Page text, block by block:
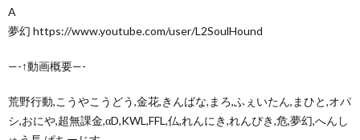
A
夢幻 https://www.youtube.com/user/L2SoulHound
—-↑動画概要—-
荒野行動,こうやこうどう,金花,きんばな,まろ,ふぇいたん,まひと,オパ
シ,おにや,超無課金,αD,KWL,FFL,仏,れんにき,れんぴき,危,夢幻,へんし